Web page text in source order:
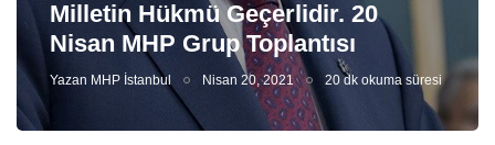
Milletin Hükmü Geçerlidir. 20
Nisan MHP Grup Toplantısı
Yazan MHP İstanbul Nisan 20, 2021 20 dk okuma süresi